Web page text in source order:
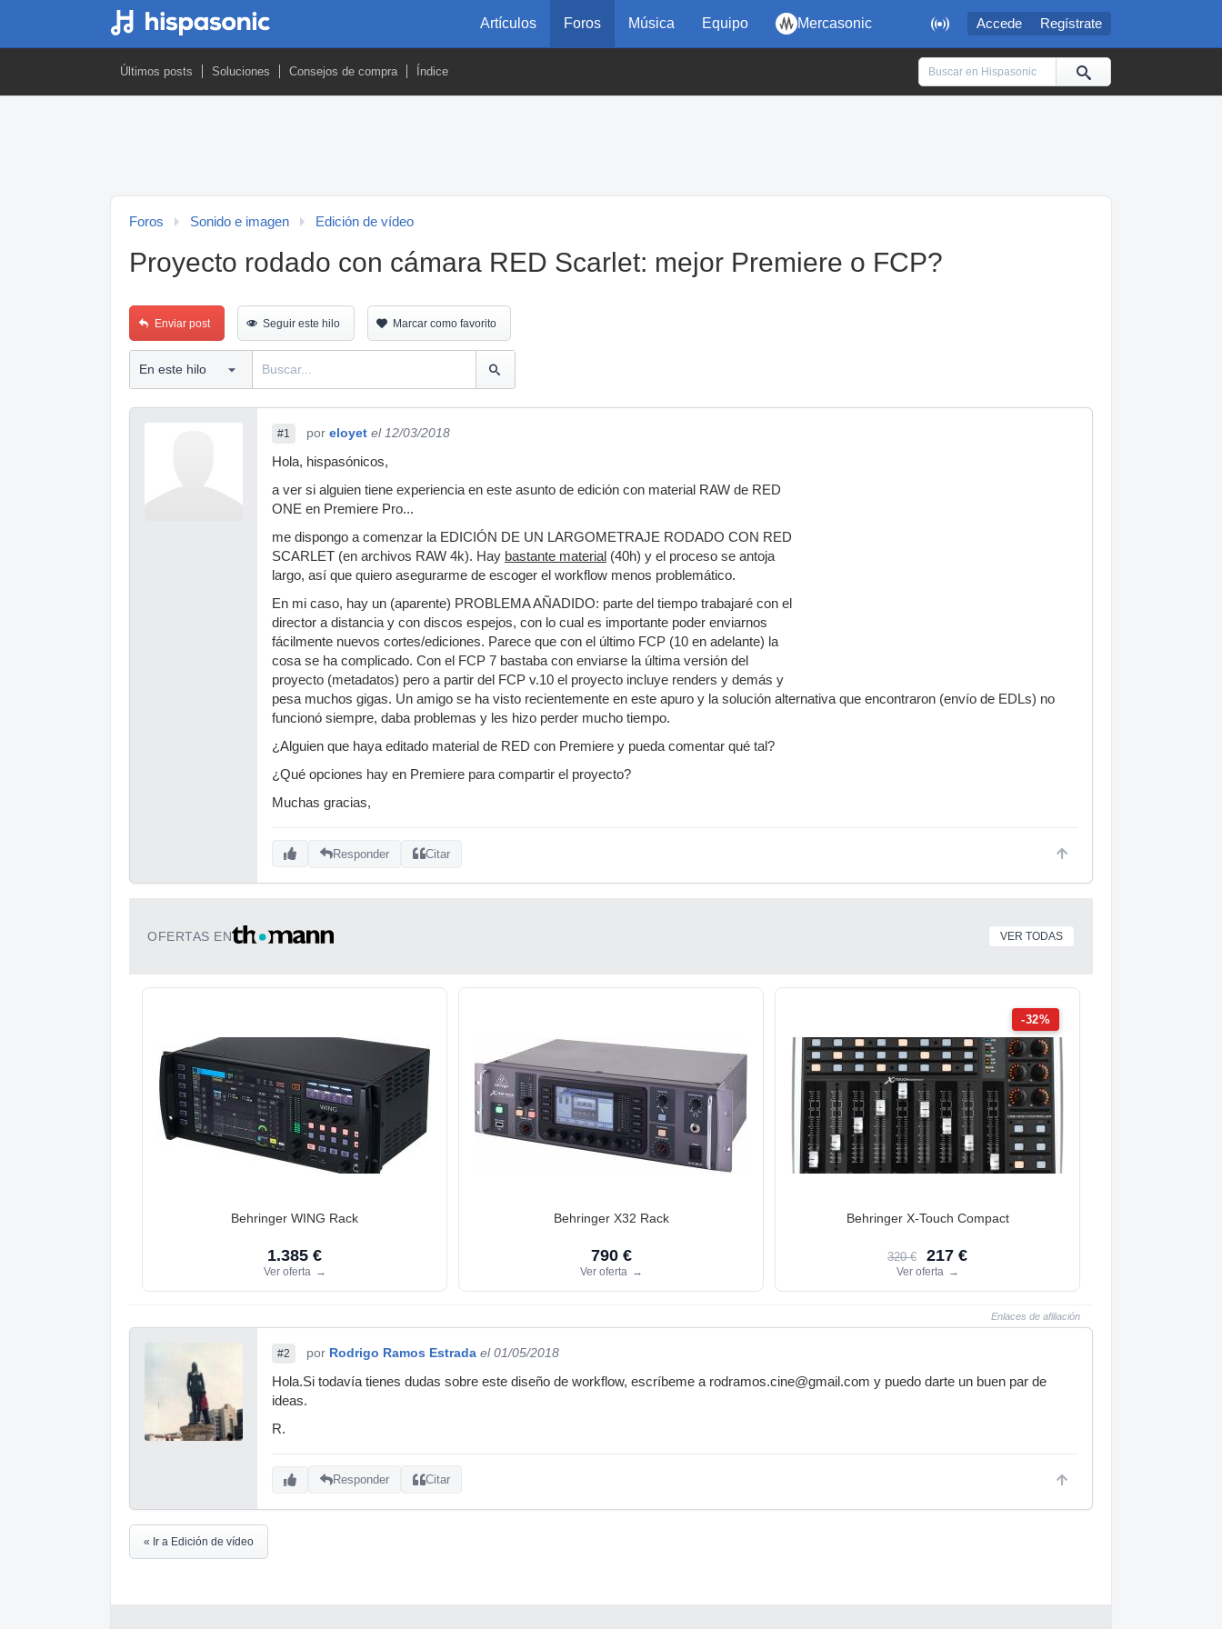
 Accede Regístrate
Artículos Foros Música Equipo Mercasonic
Últimos posts Soluciones Consejos de compra Índice
Foros Sonido e imagen Edición de vídeo
Proyecto rodado con cámara RED Scarlet: mejor Premiere o FCP?
Enviar post Seguir este hilo Marcar como favorito
#1 por eloyet el 12/03/2018
Hola, hispasónicos,
a ver si alguien tiene experiencia en este asunto de edición con material RAW de RED
ONE en Premiere Pro...
me dispongo a comenzar la EDICIÓN DE UN LARGOMETRAJE RODADO CON RED
SCARLET (en archivos RAW 4k). Hay bastante material (40h) y el proceso se antoja
largo, así que quiero asegurarme de escoger el workflow menos problemático.
En mi caso, hay un (aparente) PROBLEMA AÑADIDO: parte del tiempo trabajaré con el
director a distancia y con discos espejos, con lo cual es importante poder enviarnos
fácilmente nuevos cortes/ediciones. Parece que con el último FCP (10 en adelante) la
cosa se ha complicado. Con el FCP 7 bastaba con enviarse la última versión del
proyecto (metadatos) pero a partir del FCP v.10 el proyecto incluye renders y demás y
pesa muchos gigas. Un amigo se ha visto recientemente en este apuro y la solución alternativa que encontraron (envío de EDLs) no
funcionó siempre, daba problemas y les hizo perder mucho tiempo.
¿Alguien que haya editado material de RED con Premiere y pueda comentar qué tal?
¿Qué opciones hay en Premiere para compartir el proyecto?
Muchas gracias,
Responder Citar
OFERTAS EN VER TODAS
Behringer WING Rack
1.385 €
Ver oferta →
Behringer X32 Rack
790 €
Ver oferta →
-32%
Behringer X-Touch Compact
320 € 217 €
Ver oferta →
Enlaces de afiliación
#2 por Rodrigo Ramos Estrada el 01/05/2018
Hola.Si todavía tienes dudas sobre este diseño de workflow, escríbeme a rodramos.cine@gmail.com y puedo darte un buen par de
ideas.
R.
Responder Citar
« Ir a Edición de vídeo